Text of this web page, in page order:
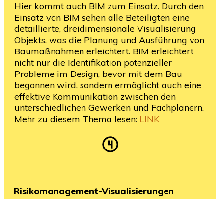
Hier kommt auch BIM zum Einsatz. Durch den
Einsatz von BIM sehen alle Beteiligten eine
detaillierte, dreidimensionale Visualisierung
Objekts, was die Planung und Ausführung von
Baumaßnahmen erleichtert. BIM erleichtert
nicht nur die Identifikation potenzieller
Probleme im Design, bevor mit dem Bau
begonnen wird, sondern ermöglicht auch eine
effektive Kommunikation zwischen den
unterschiedlichen Gewerken und Fachplanern.
Mehr zu diesem Thema lesen: LINK
Risikomanagement-Visualisierungen